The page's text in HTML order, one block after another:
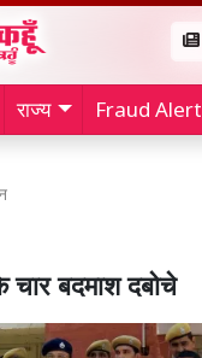
राज्य Fraud Alert
बदमाश दबोचे